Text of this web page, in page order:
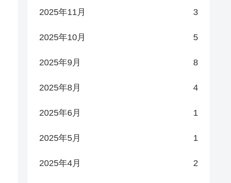
2025年11月 3
2025年10月 5
2025年9月 8
2025年8月 4
2025年6月 1
2025年5月 1
2025年4月 2